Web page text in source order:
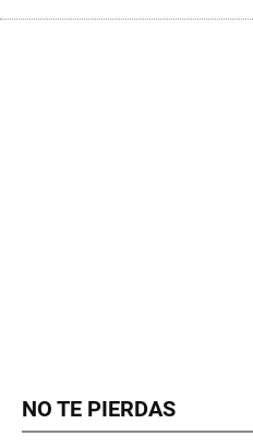
NO TE PIERDAS